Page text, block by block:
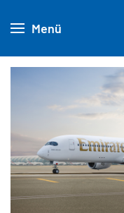
Menü